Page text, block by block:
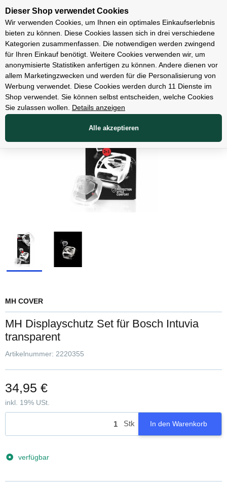
Unsere Filialen
Zubehör
MH COVER
MH Displayschutz Set für Bosch Intuvia
transparent
Artikelnummer: 2220355
34,95 €
inkl. 19% USt.
Stk In den Warenkorb
verfügbar
Dieser Shop verwendet Cookies
Wir verwenden Cookies, um Ihnen ein optimales Einkaufserlebnis
bieten zu können. Diese Cookies lassen sich in drei verschiedene
Kategorien zusammenfassen. Die notwendigen werden zwingend
für Ihren Einkauf benötigt. Weitere Cookies verwenden wir, um
anonymisierte Statistiken anfertigen zu können. Andere dienen vor
allem Marketingzwecken und werden für die Personalisierung von
Werbung verwendet. Diese Cookies werden durch 11 Dienste im
Shop verwendet. Sie können selbst entscheiden, welche Cookies
Sie zulassen wollen.
Details anzeigen
Alle akzeptieren